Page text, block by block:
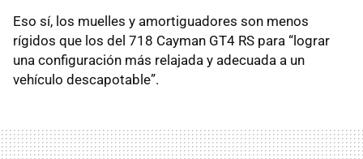
Eso sí, los muelles y amortiguadores son menos
rígidos que los del 718 Cayman GT4 RS para “lograr
una configuración más relajada y adecuada a un
vehículo descapotable”.